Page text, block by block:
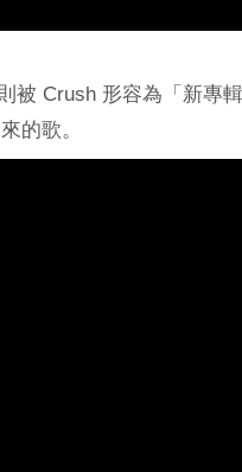
被 Crush 形容為「新專
的歌。